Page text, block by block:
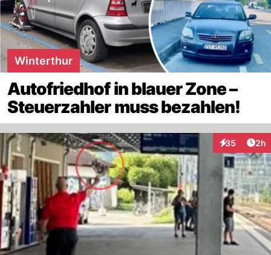
Winterthur
Autofriedhof in blauer Zone –
Steuerzahler muss bezahlen!
35
Interaktionen
2h